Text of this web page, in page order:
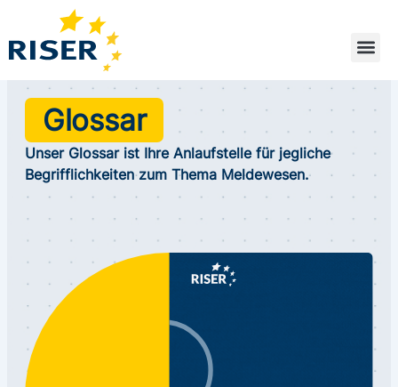
springen
Glossar
Unser Glossar ist Ihre Anlaufstelle für jegliche
Begrifflichkeiten zum Thema Meldewesen.